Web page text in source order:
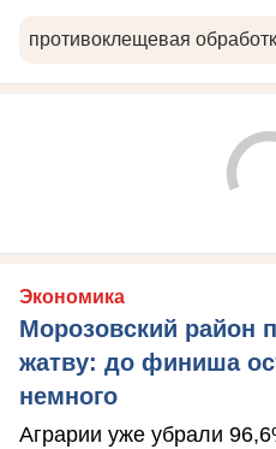
противоклещевая
Экономика
Морозовский район
жатву: до финиша
немного
Аграрии уже убрали